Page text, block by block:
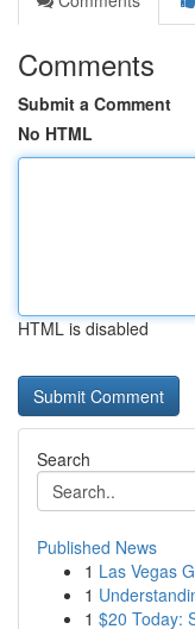
Comments
Submit a Comment
No HTML
HTML is disabled
Search
Published News
1 Las Vegas
1
1 $20 Today: